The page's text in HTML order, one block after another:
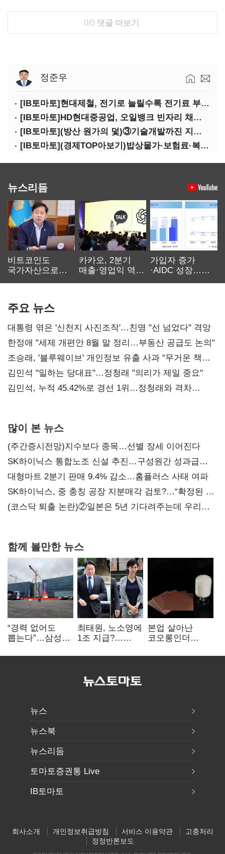
0/0 댓글 더보기
정준우
[IB토마토]현대제철, 전기로 늘릴수록 전기료 부담…저탄소 전환의 역설
[IB토마토]HD현대중공업, 오일뱅크 빈자리 채웠다…그룹 배당 핵심축 부상
[IB토마토](방산 원가의 덫)③기술개발까진 지원…수출은 각자도생
[IB토마토](경제TOP아보기)밥상물가·보험료·복구비…장마가 내미는 청구서
뉴스리듬
비트코인도
국가자산으로…'
카카오, 2분기
매출·영업익 역대
가입자 증가
·AIDC 성장…
주요 뉴스
대통령 엮은 '신천지 사진조작'…친명 "선 넘었다" 격앙
한정애 "세제 개편안 8월 말 정리…부동산 공급도 논의"
조승래, '블루웨이브' 개인정보 유출 사과 "무거운 책임
통감"
김민석 "일하는 당대표"…정청래 "의리가 제일 중요"
김민석, 누적 45.42%로 경선 1위…정청래와 격차
많이 본 뉴스
(주간증시전망)지수보다 종목…선별 장세 이어진다
SK하이닉스 통합노조 신설 추진…구성원간 성과급
불만 확산
대형마트 2분기 판매 9.4% 감소…홈플러스 사태 여파
SK하이닉스, 중 충칭 공장 지분매각 검토?…“확정된 바
없어”
(코스닥 퇴출 논란)②일본은 5년 기다려주는데 우리는
함께 볼만한 뉴스
“경력 없어도
뽑는다”…삼성
반도체 인재
최태원, 노소영에
1조 지급?…
본업 살아난
코오롱인더
배터리 소재로
뉴스
뉴스북
뉴스리듬
토마토증권통 Live
IB토마토
회사소개 개인정보취급방침 서비스 이용약관
고충처리
정정반론보도